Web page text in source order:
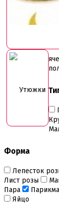
Утюжки
Форма
Лепесток
Лист розы
Пара
Яйцо